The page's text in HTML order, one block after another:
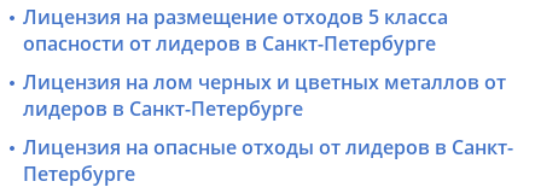
Лицензия на размещение отходов 5 класса
опасности от лидеров в Санкт-Петербурге
Лицензия на лом черных и цветных металлов от
лидеров в Санкт-Петербурге
Лицензия на опасные отходы от лидеров в Санкт-
Петербурге